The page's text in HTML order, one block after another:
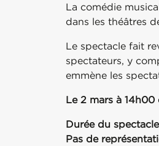
La comédie
dans les théâtres
Le spectacle fait
spectateurs, y
emmène les
Le 2 mars à
Durée du
Pas de